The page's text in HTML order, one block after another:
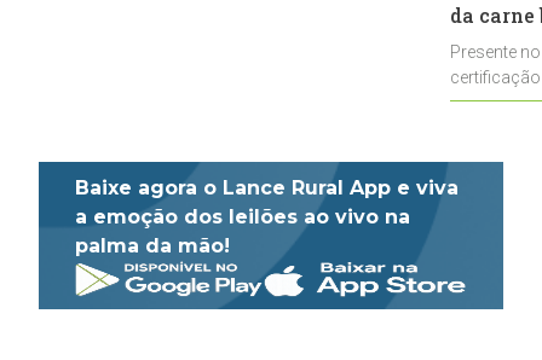
da
Presente
Baixe agora o Lance Rural App e viva
a emoção dos leilões ao vivo na
palma da mão!